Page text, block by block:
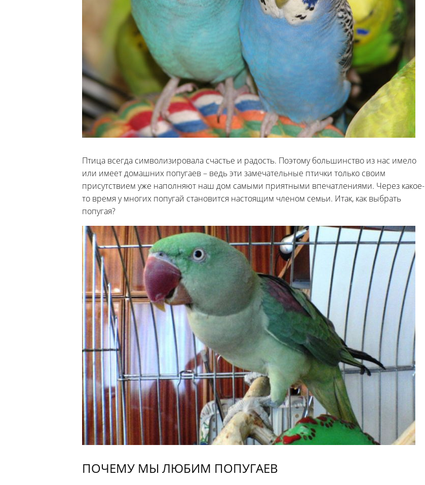
Птица всегда символизировала счастье и радость. Поэтому большинство из нас имело
или имеет домашних попугаев – ведь эти замечательные птички только своим
присутствием уже наполняют наш дом самыми приятными впечатлениями. Через какое-
то время у многих попугай становится настоящим членом семьи. Итак, как выбрать
попугая?
ПОЧЕМУ МЫ ЛЮБИМ ПОПУГАЕВ